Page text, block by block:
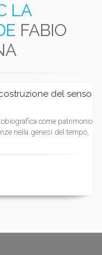
LA
FABIO
del senso
come patrimonio
nella genesi del tempo,